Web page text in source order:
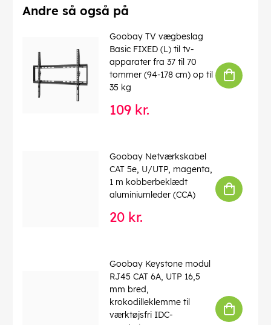
Farve: rød, sort
Brandklasse (CPR) : Eca
: Rød-sort
Forbrug enhed
: 1 stk. kabelring
4040849150814
EAN:
Andre så også på
Goobay TV vægbeslag
Basic FIXED (L) til tv-
apparater fra 37 til 70
tommer (94-178 cm) op til
35 kg
109 kr.
Goobay Netværkskabel
CAT 5e, U/UTP, magenta,
1 m kobberbeklædt
aluminiumleder (CCA)
20 kr.
Goobay Keystone modul
RJ45 CAT 6A, UTP 16,5
mm bred,
krokodilleklemme til
værktøjsfri IDC-